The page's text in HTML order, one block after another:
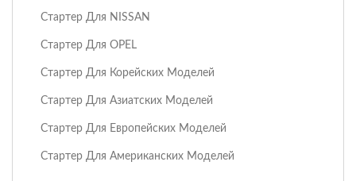
Стартер Для NISSAN
Стартер Для OPEL
Стартер Для Корейских Моделей
Стартер Для Азиатских Моделей
Стартер Для Европейских Моделей
Стартер Для Американских Моделей